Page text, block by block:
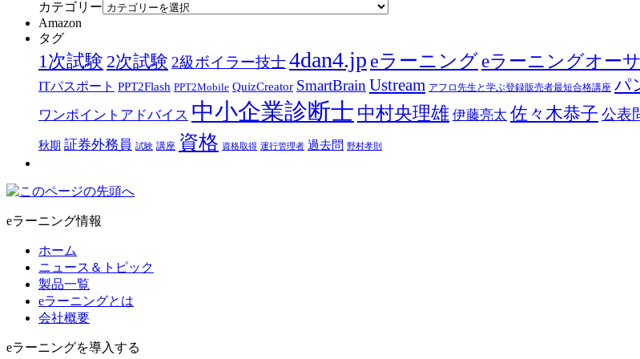
カテゴリー
Amazon
タグ
1次試験 2次試験 2級ボイラー技士4dan4.jp eラーニング eラーニングオー
ITパスポート PPT2Flash PPT2Mobile QuizCreator SmartBrain Ustream アフロ先生と学ぶ登録販売者最短合格講座 パ
ワンポイントアドバイス 中小企業診断士 中村央理雄 伊藤亮太 佐々木恭子 公表
秋期 証券外務員 試験 講座 資格 資格取得 運行管理者 過去問 野村孝則
eラーニング情報
ホーム
ニュース＆トピック
製品一覧
eラーニングとは
会社概要
eラーニングを導入する